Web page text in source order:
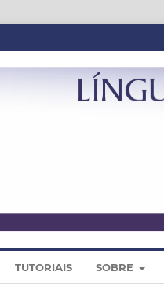
TUTORIAIS SOBRE